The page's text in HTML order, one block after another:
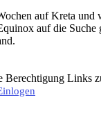
auf Kreta und
auf die Suche
Berechtigung Links